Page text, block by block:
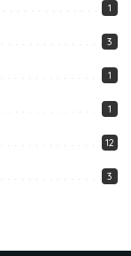
1
3
1
1
12
3